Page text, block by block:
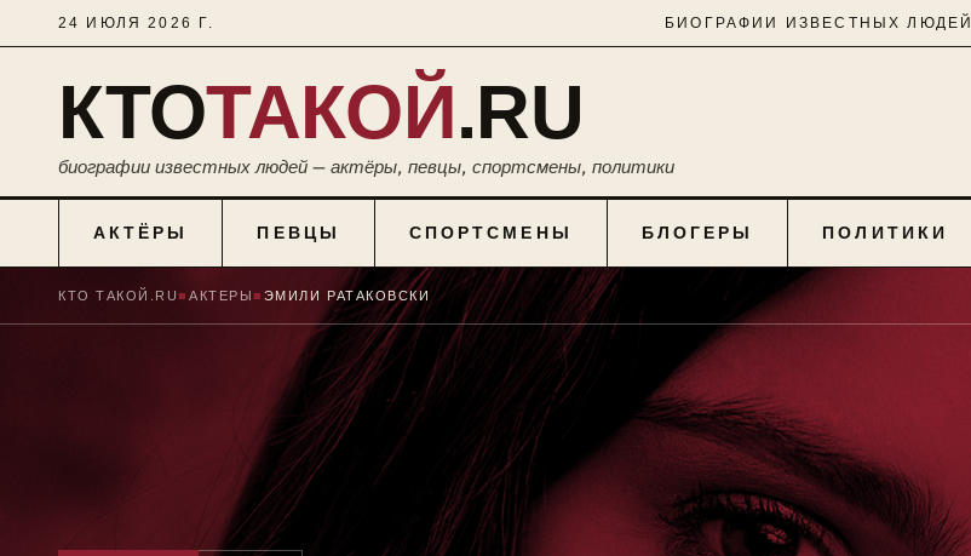
24 ИЮЛЯ 2026 Г. БИОГРАФИИ ИЗВЕСТНЫХ ЛЮДЕЙ
КТОТАКОЙ.RU
биографии известных людей — актёры, певцы, спортсмены, политики
АКТЁРЫ ПЕВЦЫ СПОРТСМЕНЫ БЛОГЕРЫ ПОЛИТИКИ
КТО ТАКОЙ.RU■АКТЕРЫ■ ЭМИЛИ РАТАКОВСКИ